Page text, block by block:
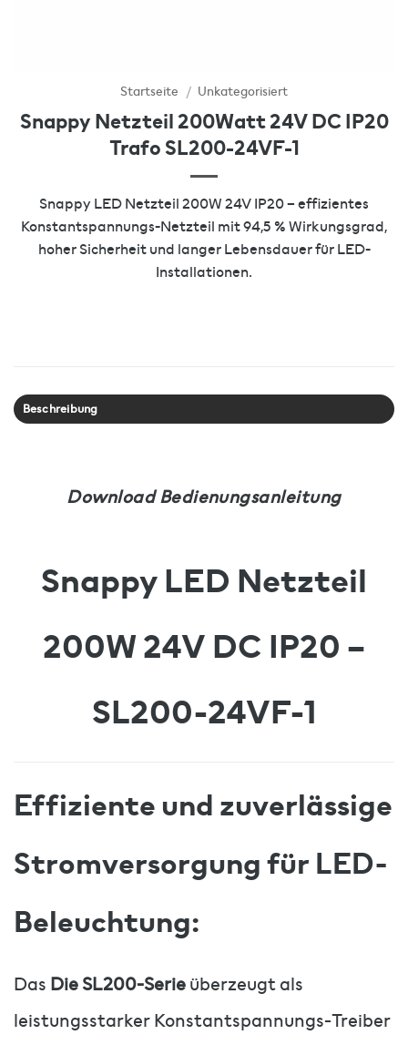
Startseite / Unkategorisiert
Snappy Netzteil 200Watt 24V DC IP20
Trafo SL200-24VF-1
Snappy LED Netzteil 200W 24V IP20 – effizientes
Konstantspannungs-Netzteil mit 94,5 % Wirkungsgrad,
hoher Sicherheit und langer Lebensdauer für LED-
Installationen.
Beschreibung
Download Bedienungsanleitung
Snappy LED Netzteil
200W 24V DC IP20 –
SL200-24VF-1
Effiziente und zuverlässige
Stromversorgung für LED-
Beleuchtung:
Das Die SL200-Serieüberzeugt als
leistungsstarker Konstantspannungs-Treiber